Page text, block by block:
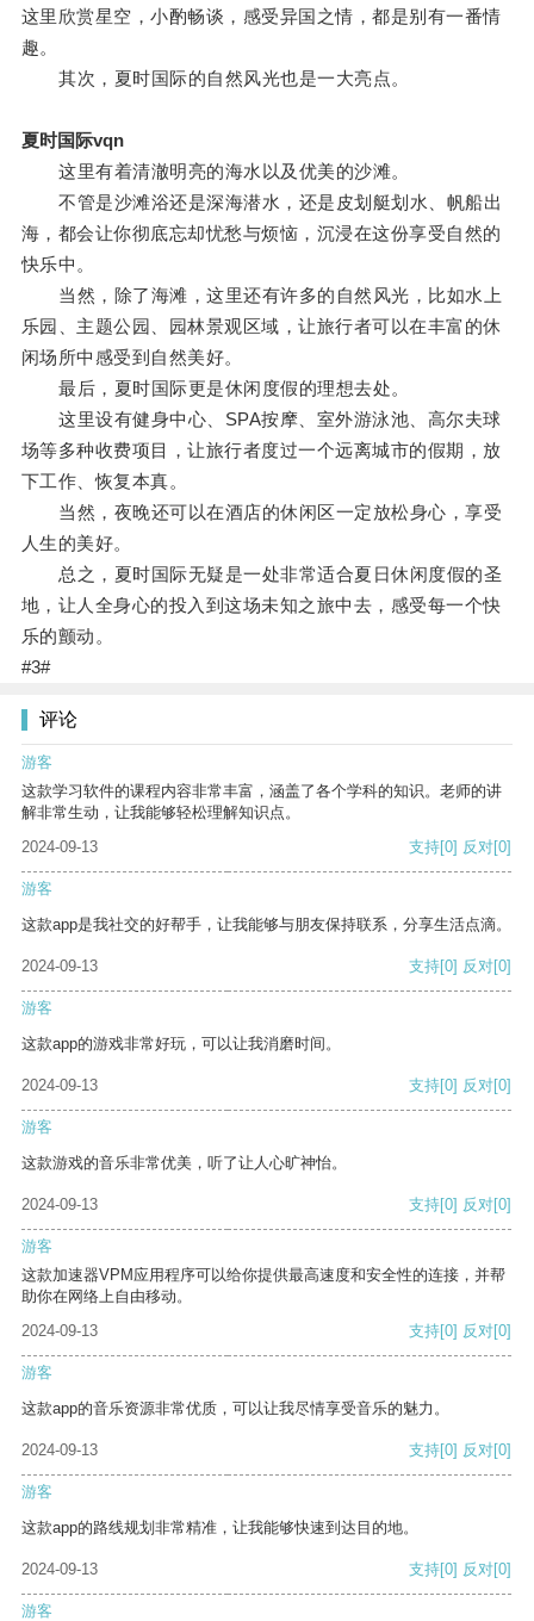
这里欣赏星空，小酌畅谈，感受异国之情，都是别有一番情
趣。
其次，夏时国际的自然风光也是一大亮点。
夏时国际vqn
这里有着清澈明亮的海水以及优美的沙滩。
不管是沙滩浴还是深海潜水，还是皮划艇划水、帆船出
海，都会让你彻底忘却忧愁与烦恼，沉浸在这份享受自然的
快乐中。
当然，除了海滩，这里还有许多的自然风光，比如水上
乐园、主题公园、园林景观区域，让旅行者可以在丰富的休
闲场所中感受到自然美好。
最后，夏时国际更是休闲度假的理想去处。
这里设有健身中心、SPA按摩、室外游泳池、高尔夫球
场等多种收费项目，让旅行者度过一个远离城市的假期，放
下工作、恢复本真。
当然，夜晚还可以在酒店的休闲区一定放松身心，享受
人生的美好。
总之，夏时国际无疑是一处非常适合夏日休闲度假的圣
地，让人全身心的投入到这场未知之旅中去，感受每一个快
乐的颤动。
#3#
评论
游客
这款学习软件的课程内容非常丰富，涵盖了各个学科的知识。老师的讲
解非常生动，让我能够轻松理解知识点。
2024-09-13
支持[0] 反对[0]
游客
这款app是我社交的好帮手，让我能够与朋友保持联系，分享生活点滴。
2024-09-13 支持[0] 反对[0]
游客
这款app的游戏非常好玩，可以让我消磨时间。
2024-09-13 支持[0] 反对[0]
游客
这款游戏的音乐非常优美，听了让人心旷神怡。
2024-09-13 支持[0] 反对[0]
游客
这款加速器VPM应用程序可以给你提供最高速度和安全性的连接，并帮
助你在网络上自由移动。
2024-09-13
支持[0] 反对[0]
游客
这款app的音乐资源非常优质，可以让我尽情享受音乐的魅力。
2024-09-13 支持[0] 反对[0]
游客
这款app的路线规划非常精准，让我能够快速到达目的地。
2024-09-13 支持[0] 反对[0]
游客